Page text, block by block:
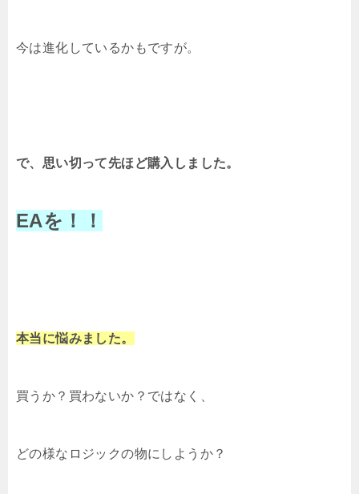
今は進化しているかもですが。
で、思い切って先ほど購入しました。
EAを！！
本当に悩みました。
買うか？買わないか？ではなく、
どの様なロジックの物にしようか？